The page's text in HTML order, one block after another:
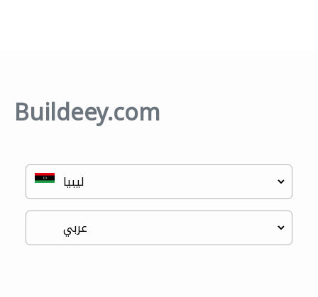
Buildeey.com